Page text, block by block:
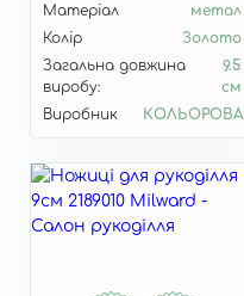
Матеріал
метал
Колір
Золото
Загальна довжина
виробу:
9.5
см
Виробник
КОЛЬОРОВА